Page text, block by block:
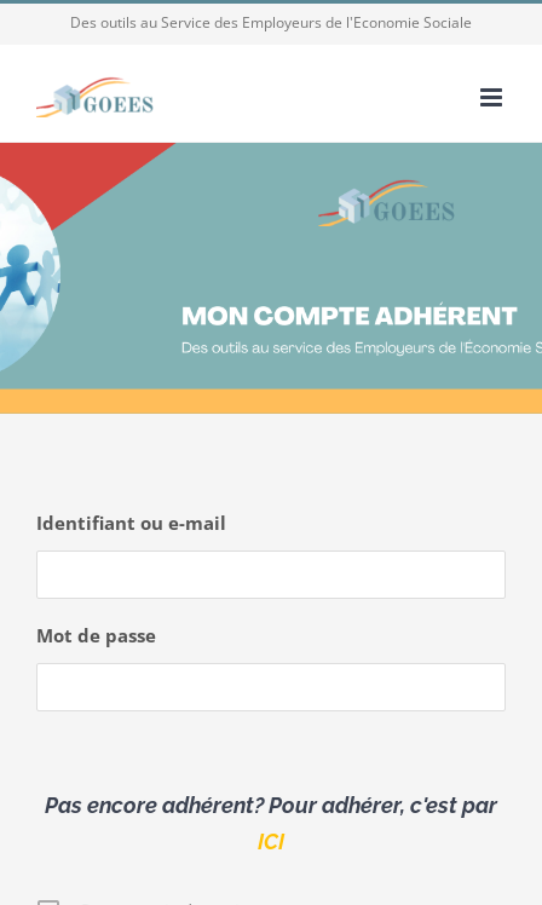
contenu
Des outils au Service des Employeurs de l'Economie Sociale
Identifiant ou e-mail
Mot de passe
Pas encore adhérent? Pour adhérer, c'est par
ICI